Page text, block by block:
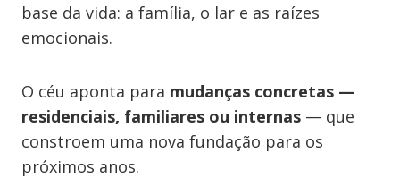
base da vida: a família, o lar e as raízes
emocionais.
O céu aponta para mudanças concretas —
residenciais, familiares ou internas — que
constroem uma nova fundação para os
próximos anos.